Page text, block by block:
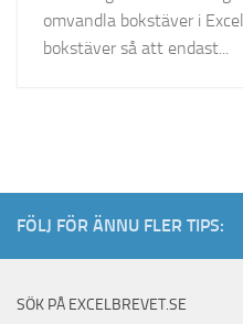
omvandla bokstäver i
bokstäver så att endast...
FÖLJ FÖR ÄNNU FLER TIPS:
SÖK PÅ EXCELBREVET.SE